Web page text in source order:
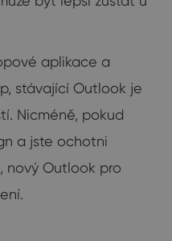
aplikace a
stávající Outlook je
Nicméně, pokud
a jste ochotni
nový Outlook pro